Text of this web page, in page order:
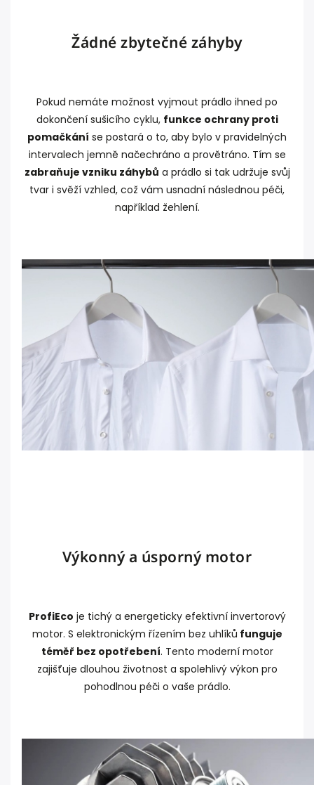
Žádné zbytečné záhyby
Pokud nemáte možnost vyjmout prádlo ihned po
dokončení sušicího cyklu, funkce ochrany proti
pomačkání se postará o to, aby bylo v pravidelných
intervalech jemně načechráno a provětráno. Tím se
zabraňuje vzniku záhybů a prádlo si tak udržuje svůj
tvar i svěží vzhled, což vám usnadní následnou péči,
například žehlení.
Výkonný a úsporný motor
ProfiEco je tichý a energeticky efektivní invertorový
motor. S elektronickým řízením bez uhlíků funguje
téměř bez opotřebení. Tento moderní motor
zajišťuje dlouhou životnost a spolehlivý výkon pro
pohodlnou péči o vaše prádlo.